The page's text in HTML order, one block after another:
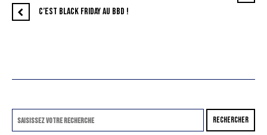
C’EST BLACK FRIDAY AU BBD !
RECHERCHER